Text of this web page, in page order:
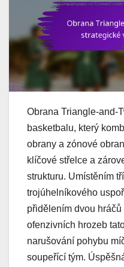
Obrana Triangle-and-
basketbalu, který
obrany a zónové
klíčové střelce a
strukturu. Umístěním
trojúhelníkového
přidělením dvou
ofenzivních hrozeb
narušování pohybu
soupeřící tým.